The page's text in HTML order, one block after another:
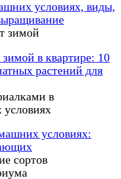
условиях, виды,
в квартире: 10
растений для
условиях: